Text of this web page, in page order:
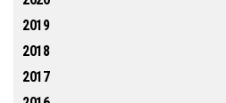
2019
2018
2017